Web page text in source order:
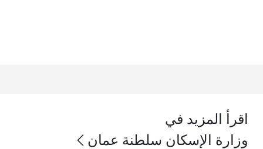
اقرأ المزيد في
وزارة الإسكان سلطنة عمان